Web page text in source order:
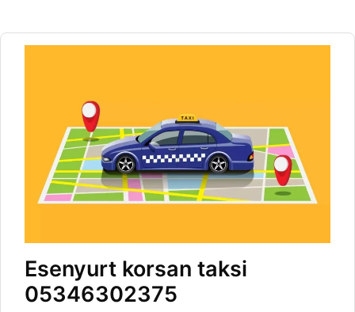
Esenyurt korsan taksi
05346302375